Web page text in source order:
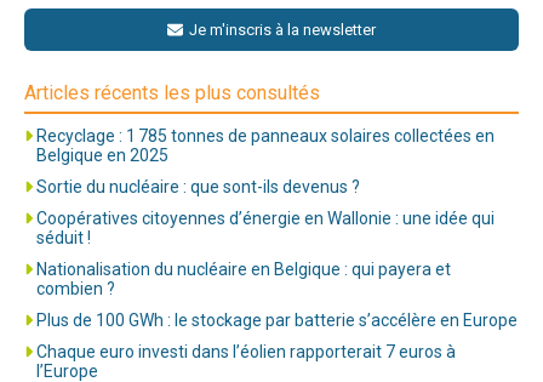
Je m'inscris à la newsletter
Articles récents les plus consultés
Recyclage : 1 785 tonnes de panneaux solaires collectées en
Belgique en 2025
Sortie du nucléaire : que sont-ils devenus ?
Coopératives citoyennes d’énergie en Wallonie : une idée qui
séduit !
Nationalisation du nucléaire en Belgique : qui payera et
combien ?
Plus de 100 GWh : le stockage par batterie s’accélère en Europe
Chaque euro investi dans l’éolien rapporterait 7 euros à
l’Europe